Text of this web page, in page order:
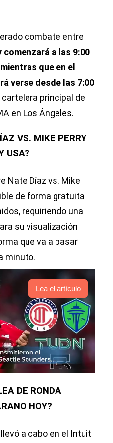
combate entre
comenzará a las 9:00
que en el
verse desde las 7:00
cartelera principal de
en Los Ángeles.
VS. MIKE PERRY
USA?
Nate Díaz vs. Mike
de forma gratuita
requiriendo una
su visualización
que va a pasar
minuto.
Lea el artículo
DE RONDA
HOY?
llevó a cabo en el Intuit